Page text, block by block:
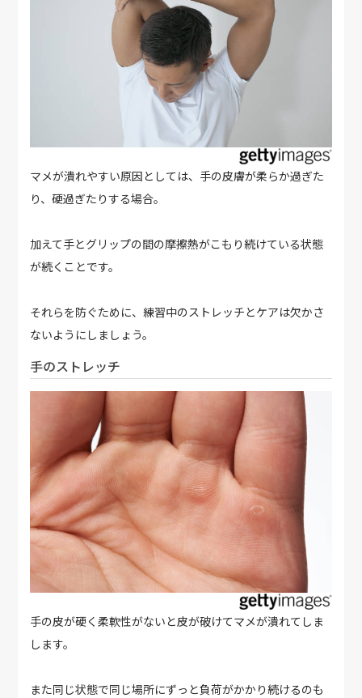
マメが潰れやすい原因としては、手の皮膚が柔らか過ぎた
り、硬過ぎたりする場合。
加えて手とグリップの間の摩擦熱がこもり続けている状態
が続くことです。
それらを防ぐために、練習中のストレッチとケアは欠かさ
ないようにしましょう。
手のストレッチ
手の皮が硬く柔軟性がないと皮が破けてマメが潰れてしま
します。
また同じ状態で同じ場所にずっと負荷がかかり続けるのも